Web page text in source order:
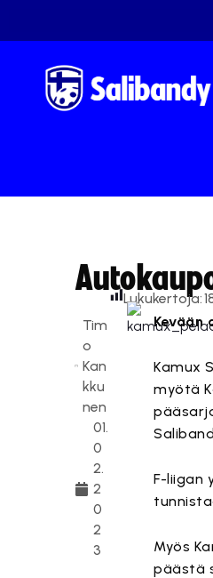
Tim
o
Kan
kku
nen
01.
0
2.
2
0
2
3
Lukukertoja:
Kevään
Kamux
myötä
F-liigan
Myös
päästä